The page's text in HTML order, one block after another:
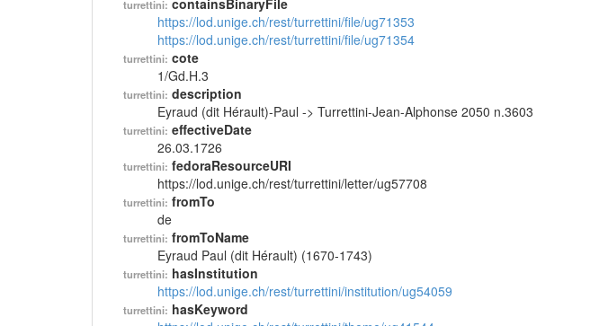
turrettini: containsBinaryFile
https://lod.unige.ch/rest/turrettini/file/ug71353
https://lod.unige.ch/rest/turrettini/file/ug71354
turrettini: cote
1/Gd.H.3
turrettini: description
Eyraud (dit Hérault)-Paul -> Turrettini-Jean-Alphonse 2050 n.3603
turrettini: effectiveDate
26.03.1726
turrettini: fedoraResourceURI
https://lod.unige.ch/rest/turrettini/letter/ug57708
turrettini: fromTo
de
turrettini: fromToName
Eyraud Paul (dit Hérault) (1670-1743)
turrettini: hasInstitution
https://lod.unige.ch/rest/turrettini/institution/ug54059
turrettini: hasKeyword